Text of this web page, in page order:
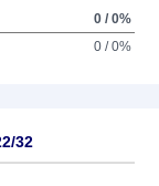
0 / 0%
0 / 0%
32